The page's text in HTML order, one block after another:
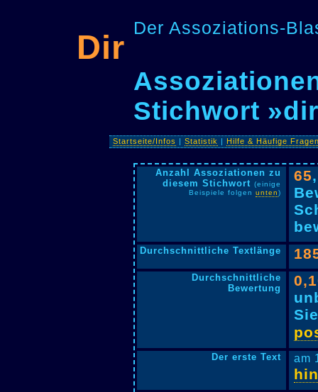
Der Assoziations-
Dir
Stichwort
Startseite/Infos |Statistik |Hilfe & Häufige
Anzahl Assoziationen zu
diesem Stichwort (einige
Beispiele folgen unten)
65
Durchschnittliche Textlänge
Durchschnittliche
Bewertung
Der erste Text am